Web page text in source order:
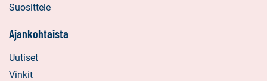
Suosittele
Ajankohtaista
Uutiset
Vinkit